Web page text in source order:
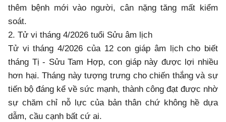
thêm bệnh mới vào người, cân nặng tăng mất kiểm
soát.
2. Tử vi tháng 4/2026 tuổi Sửu âm lịch
Tử vi tháng 4/2026 của 12 con giáp âm lịch cho biết
tháng Tị - Sửu Tam Hợp, con giáp này được lợi nhiều
hơn hại. Tháng này tượng trưng cho chiến thắng và sự
tiến bộ đáng kể về sức mạnh, thành công đạt được nhờ
sự chăm chỉ nỗ lực của bản thân chứ không hề dựa
dẫm, cầu cạnh bất cứ ai.